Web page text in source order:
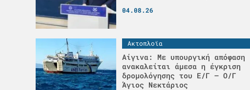
04.08.26
Ακτοπλοϊα
Αίγινα: Με υπουργική απόφαση
ανακαλείται άμεσα η έγκριση
δρομολόγησης του Ε/Γ – Ο/Γ
Άγιος Νεκτάριος